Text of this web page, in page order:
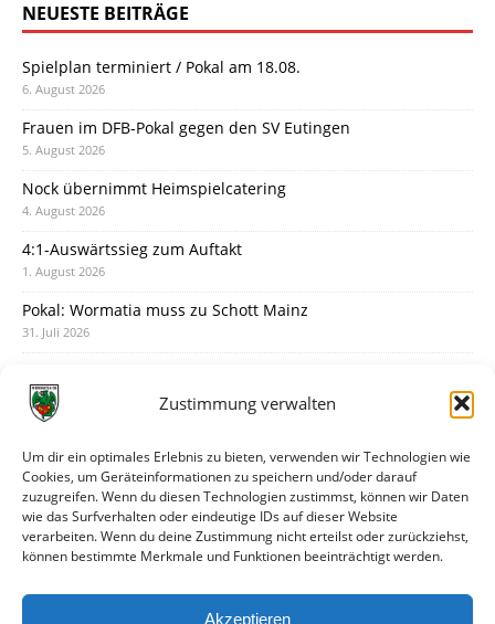
Zustimmung verwalten
Um dir ein optimales Erlebnis zu bieten, verwenden wir Technologien wie
Cookies, um Geräteinformationen zu speichern und/oder darauf
zuzugreifen. Wenn du diesen Technologien zustimmst, können wir Daten
wie das Surfverhalten oder eindeutige IDs auf dieser Website
verarbeiten. Wenn du deine Zustimmung nicht erteilst oder zurückziehst,
können bestimmte Merkmale und Funktionen beeinträchtigt werden.
Akzeptieren
NEUESTE BEITRÄGE
Spielplan terminiert / Pokal am 18.08.
6. August 2026
Frauen im DFB-Pokal gegen den SV Eutingen
5. August 2026
Nock übernimmt Heimspielcatering
4. August 2026
4:1-Auswärtssieg zum Auftakt
1. August 2026
Pokal: Wormatia muss zu Schott Mainz
31. Juli 2026
30. Juli 2026
28. Juli 2026
Neuer Rückensponsor
28. Juli 2026
Neue Podcast-Folge: So tickt Björn!
Eindrücke vom Stadionfest